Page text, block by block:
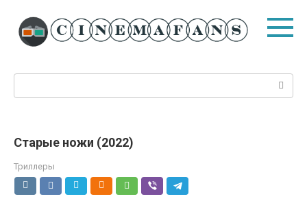
контенту
Старые ножи (2022)
Триллеры